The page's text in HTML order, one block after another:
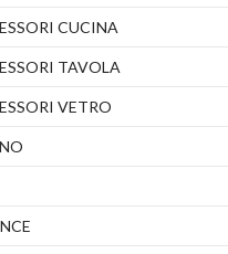
CUCINA
TAVOLA
VETRO